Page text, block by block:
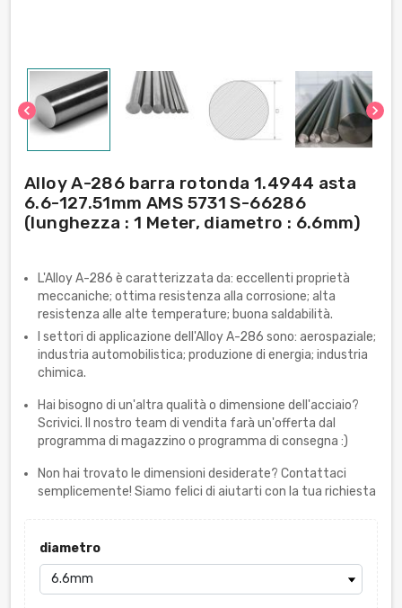
chevron_left chevron_right
Alloy A-286 barra rotonda 1.4944 asta
6.6-127.51mm AMS 5731 S-66286
(lunghezza : 1 Meter, diametro : 6.6mm)
L'Alloy A-286 è caratterizzata da: eccellenti proprietà
meccaniche; ottima resistenza alla corrosione; alta
resistenza alle alte temperature; buona saldabilità.
I settori di applicazione dell'Alloy A-286 sono: aerospaziale;
industria automobilistica; produzione di energia; industria
chimica.
Hai bisogno di un'altra qualità o dimensione dell'acciaio?
Scrivici. Il nostro team di vendita farà un'offerta dal
programma di magazzino o programma di consegna :)
Non hai trovato le dimensioni desiderate? Contattaci
semplicemente! Siamo felici di aiutarti con la tua richiesta
diametro